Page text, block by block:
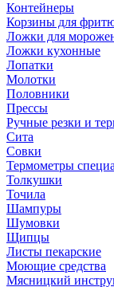
Контейнеры
Корзины для
Ложки для
Ложки кухонные
Лопатки
Молотки
Половники
Прессы
Ручные резки и
Сита
Совки
Термометры
Толкушки
Точила
Шампуры
Шумовки
Щипцы
Листы пекарские
Моющие средства
Мясницкий